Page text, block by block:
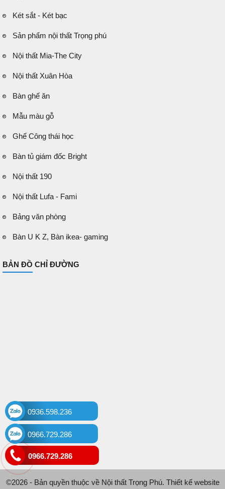
Két sắt - Két bạc
Sản phẩm nội thất Trọng phú
Nội thất Mia-The City
Nội thất Xuân Hòa
Bàn ghế ăn
Mẫu màu gỗ
Ghế Công thái học
Bàn tủ giám đốc Bright
Nội thất 190
Nội thất Lufa - Fami
Bảng văn phòng
Bàn U K Z, Bàn ikea- gaming
BẢN ĐỒ CHỈ ĐƯỜNG
©2026 - Bản quyền thuộc về Nội thất Trọng Phú. Thiết kế website
0936.598.236
0966.729.286
0966.729.286